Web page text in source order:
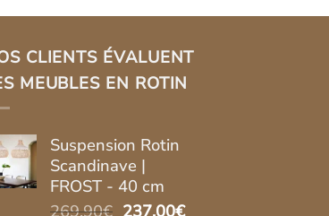
289.90€
CLIENTS ÉVALUENT
MEUBLES EN ROTIN
Suspension Rotin
Scandinave |
FROST - 40 cm
269.90€ Le
237.00€Le